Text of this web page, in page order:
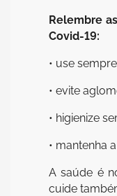
Relembre
Covid-19:
• use
• evite
• higienize
• mantenha
A saúde é
cuide